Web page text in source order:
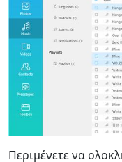
Περιμένετε να